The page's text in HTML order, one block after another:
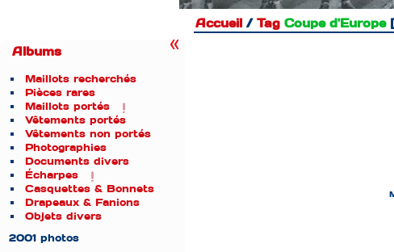
Albums
Maillots recherchés
Pièces rares
Maillots portés
Vêtements portés
Vêtements non portés
Photographies
Documents divers
Écharpes
Casquettes & Bonnets
Drapeaux & Fanions
Objets divers
2001 photos
Accueil / Tag Coupe d'Europe